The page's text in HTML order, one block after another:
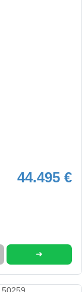
44.495 €
➜